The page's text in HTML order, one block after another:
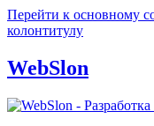
Перейти к основному
колонтитулу
WebSlon